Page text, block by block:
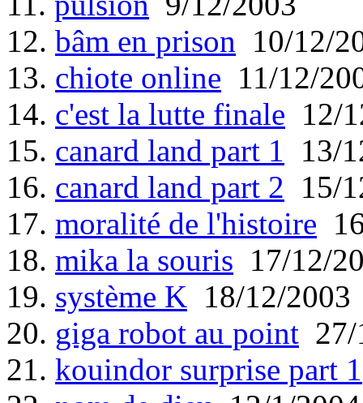
12. bâm en prison 10/12/
13. chiote online 11/12/
14. c'est la lutte finale 12/
15. canard land part 1 13/
16. canard land part 2 15/
17. moralité de l'histoire
18. mika la souris 17/12/
19. système K 18/12/2003
20. giga robot au point
21. kouindor surprise part 1